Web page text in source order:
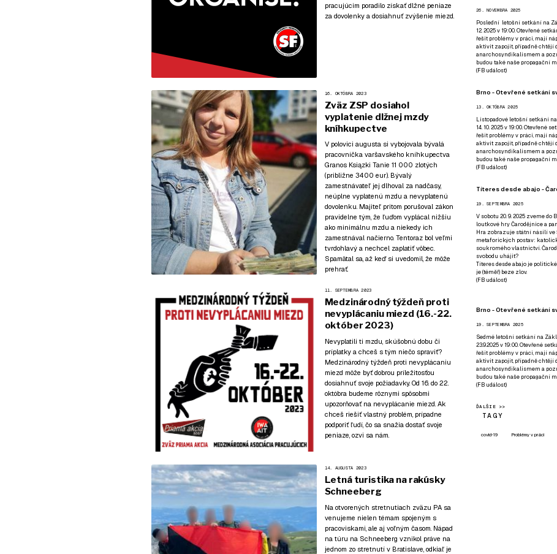
pracujúcim poradilo získať dlžné peniaze
za dovolenky a dosiahnuť zvýšenie miezd.
16. OKTÓBRA 2023
Zväz ZSP dosiahol
vyplatenie dlžnej mzdy
kníhkupectve
V polovici augusta si vybojovala bývalá
pracovníčka varšavského kníhkupectva
Granos Ksiązki Tanie 11 000 zlotých
(približne 3400 eur). Bývalý
zamestnávateľ jej dlhoval za nadčasy,
neúplne vyplatenú mzdu a nevyplatenú
dovolenku. Majiteľ pritom porušoval zákon
pravidelne tým, že ľuďom vyplácal nižšiu
ako minimálnu mzdu a niekedy ich
zamestnával načierno. Tentoraz bol veľmi
tvrdohlavý a nechcel zaplatiť vôbec.
Spamätal sa, až keď si uvedomil, že môže
prehrať.
11. SEPTEMBRA 2023
Medzinárodný týždeň proti
nevyplácaniu miezd (16.-22.
október 2023)
Nevyplatili ti mzdu, skúšobnú dobu či
príplatky a chceš s tým niečo spraviť?
Medzinárodný týždeň proti nevyplácaniu
miezd môže byť dobrou príležitosťou
dosiahnuť svoje požiadavky. Od 16. do 22.
októbra budeme rôznymi spôsobmi
upozorňovať na nevyplácanie miezd. Ak
chceš riešiť vlastný problém, prípadne
podporiť ľudí, čo sa snažia dostať svoje
peniaze, ozvi sa nám.
14. AUGUSTA 2023
Letná turistika na rakúsky
Schneeberg
Na otvorených stretnutiach zväzu PA sa
venujeme nielen témam spojeným s
pracoviskami, ale aj voľným časom. Nápad
na túru na Schneeberg vznikol práve na
jednom zo stretnutí v Bratislave, odkiaľ je
26. NOVEMBRA 2025
Poslední letošní setkání na
12. 2025 v 19:00. Otevřené
řešit problémy v práci, mají
aktivit zapojit, případně chtějí
anarchosyndikalismem a
budou také naše propagační
(FB událost)
Brno - Otevřené setkání
13. OKTÓBRA 2025
Listopadové letošní setkání
14. 10. 2025 v 19:00.
řešit problémy v práci, mají
aktivit zapojit, případně chtějí
anarchosyndikalismem a
budou také naše propagační
(FB událost)
Títeres desde abajo -
19. SEPTEMBRA 2025
V sobotu 20. 9. 2025 zveme
loutkové hry Čarodějnice a
Hra zobrazuje státní násilí
metaforických postav:
soukromého vlastnictví.
svobodu uhájit?
Títeres desde abajo je
je (téměř) beze zlov.
(FB událost)
Brno - Otevřené setkání
19. SEPTEMBRA 2025
Sedmé letošní setkání na
23.9.2025 v 19:00. Otevřené
řešit problémy v práci, mají
aktivit zapojit, případně chtějí
anarchosyndikalismem a
budou také naše propagační
(FB událost)
ĎALŠIE >>
TAGY
covid-19 Problémy v práci